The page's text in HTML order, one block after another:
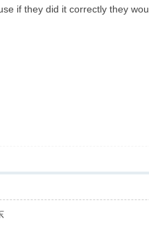
if they did it correctly they